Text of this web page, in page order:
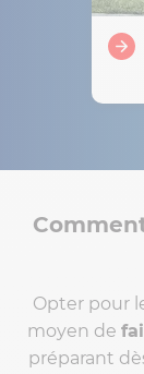
Opter pour
moyen de
préparant